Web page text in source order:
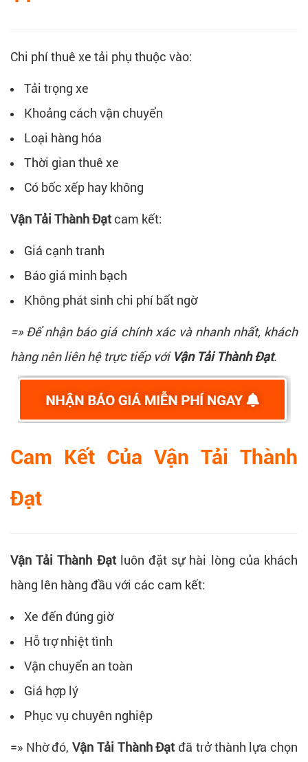
Chi phí thuê xe tải phụ thuộc vào:
Tải trọng xe
Khoảng cách vận chuyển
Loại hàng hóa
Thời gian thuê xe
Có bốc xếp hay không
Vận Tải Thành Đạtcam kết:
Giá cạnh tranh
Báo giá minh bạch
Không phát sinh chi phí bất ngờ
=» Để nhận báo giá chính xác và nhanh nhất, khách
hàng nên liên hệ trực tiếp với Vận Tải Thành Đạt.
Cam Kết Của Vận Tải Thành
Đạt
Vận Tải Thành Đạtluôn đặt sự hài lòng của khách
hàng lên hàng đầu với các cam kết:
Xe đến đúng giờ
Hỗ trợ nhiệt tình
Vận chuyển an toàn
Giá hợp lý
Phục vụ chuyên nghiệp
=» Nhờ đó,Vận Tải Thành Đạt đã trở thành lựa chọn